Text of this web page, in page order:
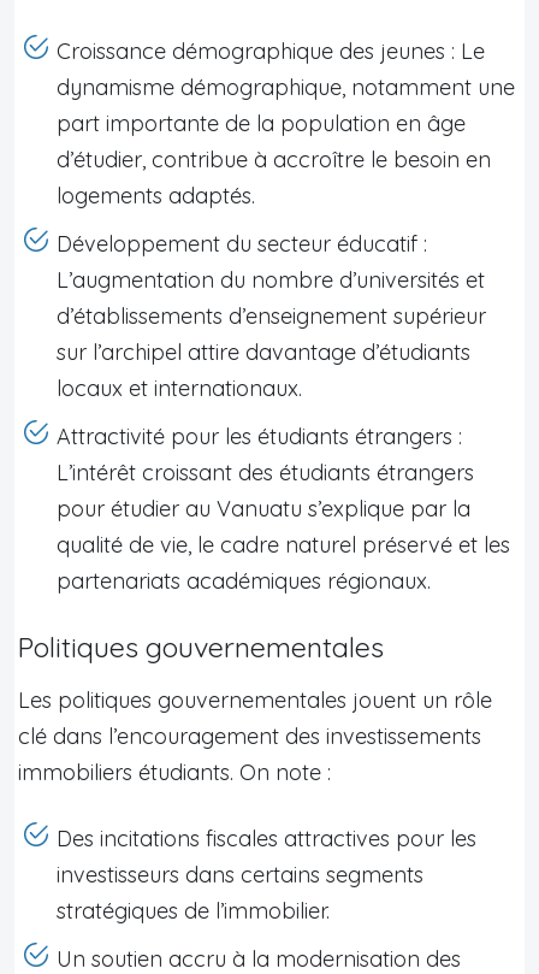
Croissance démographique des jeunes : Le
dynamisme démographique, notamment une
part importante de la population en âge
d’étudier, contribue à accroître le besoin en
logements adaptés.
Développement du secteur éducatif :
L’augmentation du nombre d’universités et
d’établissements d’enseignement supérieur
sur l’archipel attire davantage d’étudiants
locaux et internationaux.
Attractivité pour les étudiants étrangers :
L’intérêt croissant des étudiants étrangers
pour étudier au Vanuatu s’explique par la
qualité de vie, le cadre naturel préservé et les
partenariats académiques régionaux.
Politiques gouvernementales
Les politiques gouvernementales jouent un rôle
clé dans l’encouragement des investissements
immobiliers étudiants. On note :
Des incitations fiscales attractives pour les
investisseurs dans certains segments
stratégiques de l’immobilier.
Un soutien accru à la modernisation des